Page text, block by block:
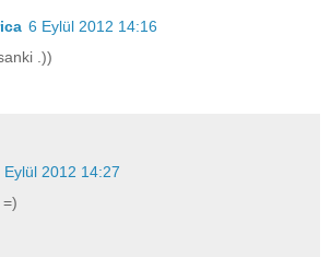
6 Eylül 2012 14:16
.))
Eylül 2012 14:27